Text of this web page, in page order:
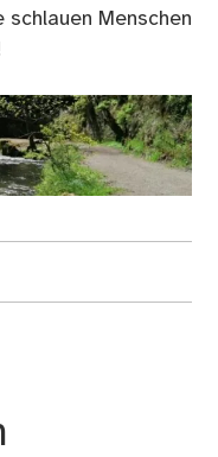
Menschen